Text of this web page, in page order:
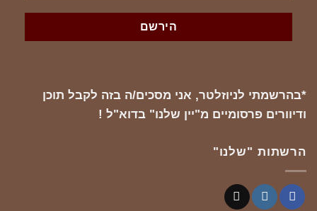
*בהרשמתי לניוזלטר, אני מסכים/ה בזה לקבל תוכן
ודיוורים פרסומיים מ"יין שלנו" בדוא"ל !
הרשתות "שלנו"